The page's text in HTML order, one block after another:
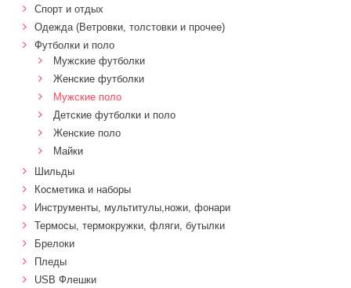
Спорт и отдых
Одежда (Ветровки, толстовки и прочее)
Футболки и поло
Мужские футболки
Женские футболки
Мужские поло
Детские футболки и поло
Женские поло
Майки
Шильды
Косметика и наборы
Инструменты, мультитулы,ножи, фонари
Термосы, термокружки, фляги, бутылки
Брелоки
Пледы
USB Флешки